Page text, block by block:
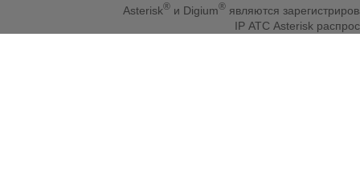
Asterisk® и Digium® являются
IP АТС Asterisk